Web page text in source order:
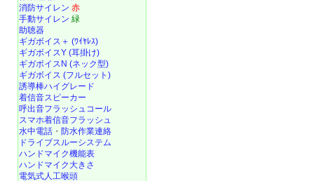
消防サイレン 赤
手動サイレン 緑
助聴器
ギガボイス＋ (ﾜｲﾔﾚｽ)
ギガボイスY (耳掛け)
ギガボイスN (ネック型)
ギガボイス (フルセット)
誘導棒ハイグレード
着信音スピーカー
呼出音フラッシュコール
スマホ着信音フラッシュ
水中電話 ・ 防水作業連絡
ドライブスルーシステム
ハンドマイク機能表
ハンドマイク大きさ
電気式人工喉頭